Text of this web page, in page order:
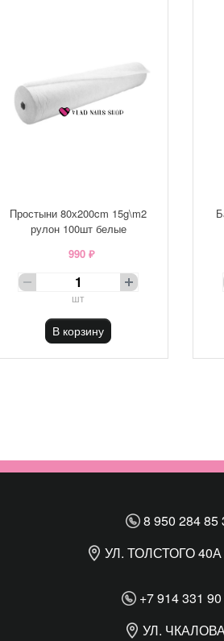
Простыни 80х200cm 15g\m2
рулон 100шт белые
990 ₽
шт
В корзину
8 950 284 85
УЛ. ТОЛСТОГО
+7 914 331
УЛ.